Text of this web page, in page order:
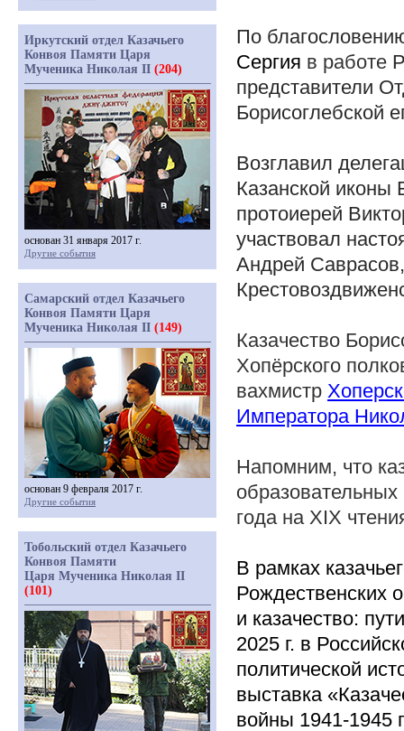
По
Сергия в работе
представители
Борисоглебской
Возглавил
Казанской иконы
протоиерей
участвовал
Андрей Саврасов,
Казачество
Хопёрского
вахмистр
Императора
Напомним, что
года на XIX
В рамках
Рождественских
и казачество:
2025 г. в
политической
выставка
войны 1941-1945
Иркутский отдел Казачьего
Конвоя Памяти Царя
Мученика Николая II (204)
основан 31 января 2017 г.
Другие события
Самарский отдел Казачьего
Конвоя Памяти Царя
Мученика Николая II (149)
основан 9 февраля 2017 г.
Другие события
Тобольский отдел Казачьего
Конвоя Памяти
Царя Мученика Николая II
(101)